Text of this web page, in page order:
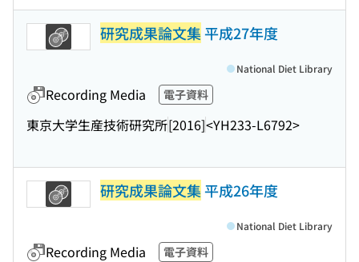
研究成果論文集平成27年度
Recording Media 電子資料
東京大学生産技術研究所[2016]<YH233-L6792>
National Diet Library
研究成果論文集平成26年度
Recording Media 電子資料
National Diet Library